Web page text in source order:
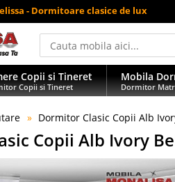
- Dormitoare clasice de lux
Copii si Tineret
Copii si Tineret
Mobila
Dormitor
Dormitor Clasic Copii Alb
Copii Alb Ivory